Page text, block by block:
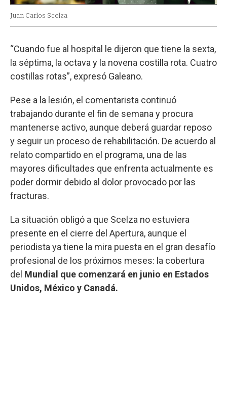
Juan Carlos Scelza
“Cuando fue al hospital le dijeron que tiene la sexta,
la séptima, la octava y la novena costilla rota. Cuatro
costillas rotas”, expresó Galeano.
Pese a la lesión, el comentarista continuó
trabajando durante el fin de semana y procura
mantenerse activo, aunque deberá guardar reposo
y seguir un proceso de rehabilitación. De acuerdo al
relato compartido en el programa, una de las
mayores dificultades que enfrenta actualmente es
poder dormir debido al dolor provocado por las
fracturas.
La situación obligó a que Scelza no estuviera
presente en el cierre del Apertura, aunque el
periodista ya tiene la mira puesta en el gran desafío
profesional de los próximos meses: la cobertura
del Mundial que comenzará en junio en Estados
Unidos, México y Canadá.